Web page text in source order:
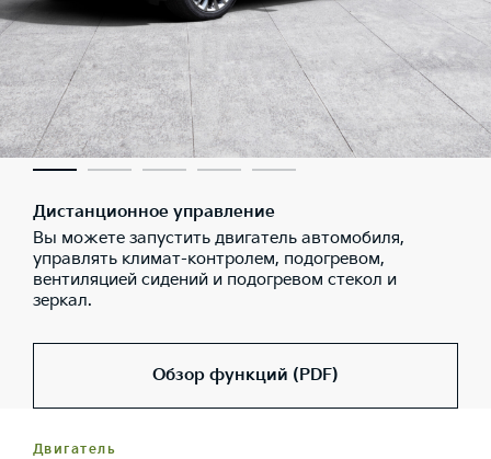
Дистанционное управление
Вы можете запустить двигатель автомобиля,
управлять климат-контролем, подогревом,
вентиляцией сидений и подогревом стекол и
зеркал.
Обзор функций (PDF)
Двигатель